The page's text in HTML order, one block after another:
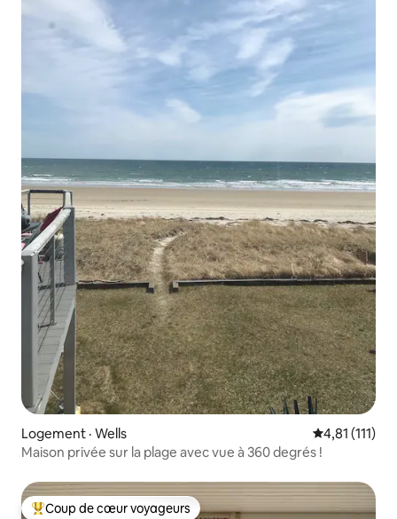
Logement · Wells Note
4,81 (111)
Maison privée sur la plage avec vue à 360 degrés !
Coup de cœur voyageurs parmi les plus aimés
Coup de cœur voyageurs